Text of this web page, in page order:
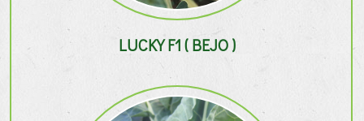
LUCKY F1 ( BEJO )